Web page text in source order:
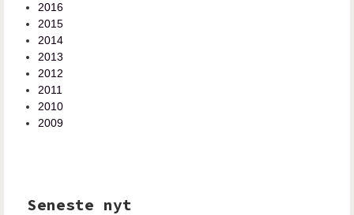
2016
2015
2014
2013
2012
2011
2010
2009
Seneste nyt